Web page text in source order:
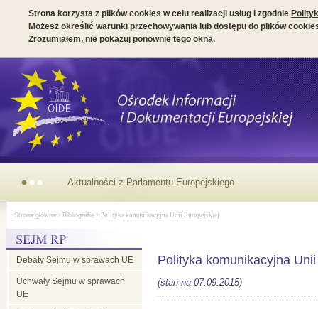
Strona korzysta z plików cookies w celu realizacji usług i zgodnie
Możesz określić warunki przechowywania lub dostępu do plików
Zrozumiałem, nie pokazuj ponownie tego okna.
Parlamentarny
wymiar
prezydencji
Strona główna > Bibliografie > Polityka komunikacyjna Unii Europejskiej
Debaty Sejmu w sprawach UE
Uchwały Sejmu w sprawach
UE
Polityka komunikacyjna
(stan na 07.09.2015)